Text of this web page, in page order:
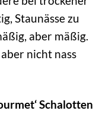
Staunässe zu
aber mäßig.
nicht nass
Schalotten